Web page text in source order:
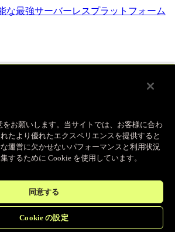
な最強サーバーレスプラットフォーム
容量ファイルにエッジで直接アクセス
キャッシュ
をお願いします。当サイトでは、お客様に合わ
たより優れたエクスペリエンスを提供すると
運営に欠かせないパフォーマンスと利用状況
するために Cookie を使用しています。
同意する
Cookie の設定